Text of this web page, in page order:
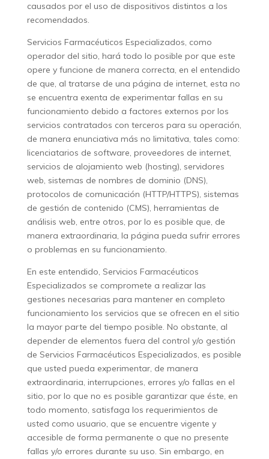
causados por el uso de dispositivos distintos a los
recomendados.
Servicios Farmacéuticos Especializados, como
operador del sitio, hará todo lo posible por que este
opere y funcione de manera correcta, en el entendido
de que, al tratarse de una página de internet, esta no
se encuentra exenta de experimentar fallas en su
funcionamiento debido a factores externos por los
servicios contratados con terceros para su operación,
de manera enunciativa más no limitativa, tales como:
licenciatarios de software, proveedores de internet,
servicios de alojamiento web (hosting), servidores
web, sistemas de nombres de dominio (DNS),
protocolos de comunicación (HTTP/HTTPS), sistemas
de gestión de contenido (CMS), herramientas de
análisis web, entre otros, por lo es posible que, de
manera extraordinaria, la página pueda sufrir errores
o problemas en su funcionamiento.
En este entendido, Servicios Farmacéuticos
Especializados se compromete a realizar las
gestiones necesarias para mantener en completo
funcionamiento los servicios que se ofrecen en el sitio
la mayor parte del tiempo posible. No obstante, al
depender de elementos fuera del control y/o gestión
de Servicios Farmacéuticos Especializados, es posible
que usted pueda experimentar, de manera
extraordinaria, interrupciones, errores y/o fallas en el
sitio, por lo que no es posible garantizar que éste, en
todo momento, satisfaga los requerimientos de
usted como usuario, que se encuentre vigente y
accesible de forma permanente o que no presente
fallas y/o errores durante su uso. Sin embargo, en